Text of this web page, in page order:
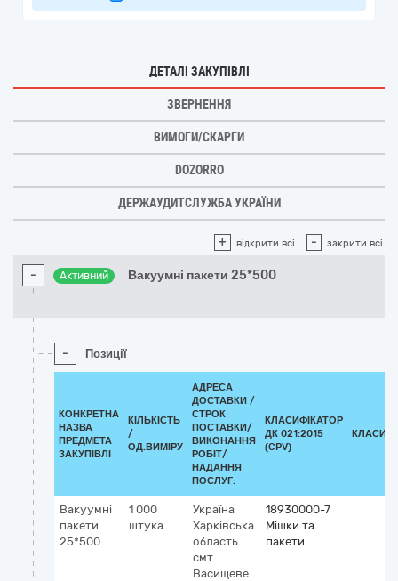
ДЕТАЛІ ЗАКУПІВЛІ
ЗВЕРНЕННЯ
ВИМОГИ/СКАРГИ
DOZORRO
ДЕРЖАУДИТСЛУЖБА УКРАЇНИ
+ відкрити всі - закрити всі
- Активний Вакуумні пакети 25*500
- Позиції
КОНКРЕТНА
НАЗВА
ПРЕДМЕТА
ЗАКУПІВЛІ
КІЛЬКІСТЬ
/
ОД.ВИМІРУ
АДРЕСА
ДОСТАВКИ /
СТРОК
ПОСТАВКИ/
ВИКОНАННЯ
РОБІТ/
НАДАННЯ
ПОСЛУГ:
КЛАСИФІКАТОР
ДК 021:2015
(CPV)
Вакуумні
пакети
25*500
1 000
штука
Україна
Харківська
область
смт
Васищеве
18930000-7
Мішки та
пакети